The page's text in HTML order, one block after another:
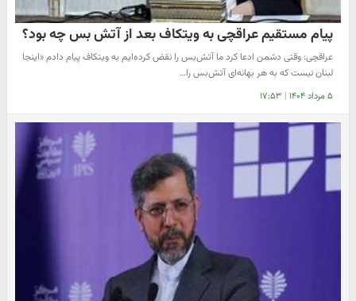
پیام مستقیم عراقچی به ویتکاف بعد از آتش بس چه بود؟
عراقچی: وقتی دشمن ادعا کرد ما آتش‌بس را نقض کرده‌ایم به ویتکاف پیام دادم «اینجا
لبنان نیست که به هر بهانه‌ای آتش‌بس را…
۵ مرداد ۱۴۰۴ | ۱۷:۵۳